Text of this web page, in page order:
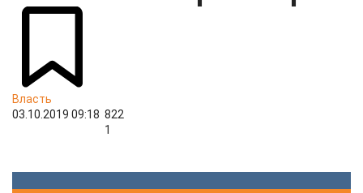
Власть
03.10.2019 09:18 822
1